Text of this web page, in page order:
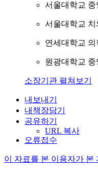
서울대학교
서울대학교
연세대학교
원광대학교
소장기관 펼쳐보기
내보내기
내책장담기
공유하기
URL 복사
오류접수
이 자료를 본 이용자가 본